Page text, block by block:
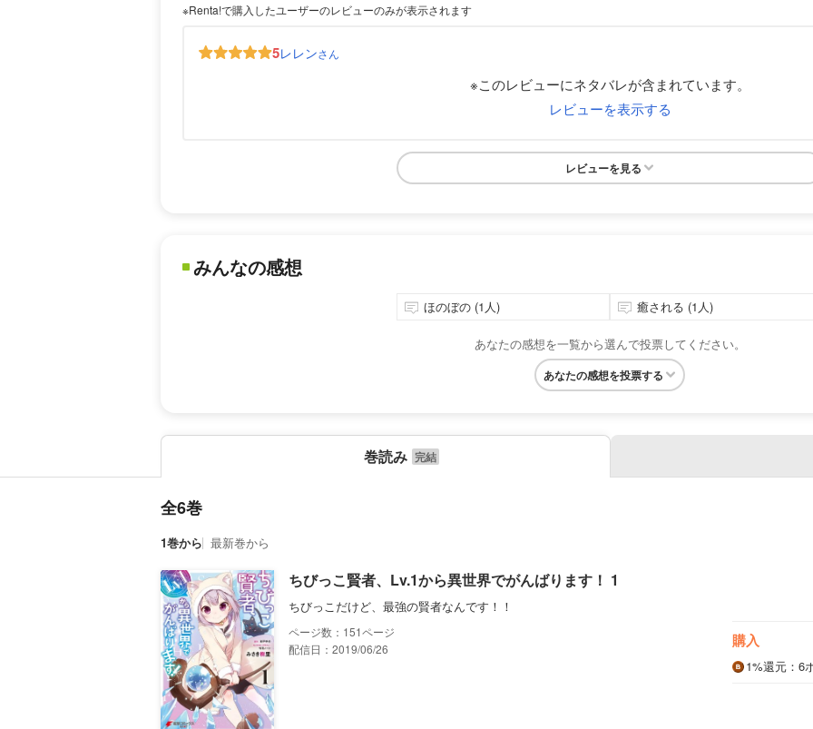
※Renta!で購入したユーザーのレビューのみが表示されます
5レレンさん
※このレビューにネタバレが含まれています。
レビューを表示する
レビューを見る
みんなの感想
ほのぼの (1人) 癒される (1人)
あなたの感想を一覧から選んで投票してください。
あなたの感想を投票する
巻読み
全6巻
1巻から 最新巻から
ちびっこ賢者、Lv.1から異世界でがんばります！ 1
ちびっこだけど、最強の賢者なんです！！
151
配信日：2019/06/26
購入
1%還元 ：6